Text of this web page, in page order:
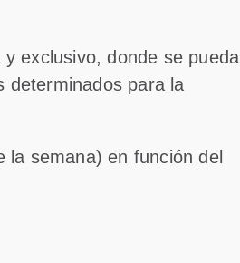
exclusivo, donde se pueda
determinados para la
la semana) en función del